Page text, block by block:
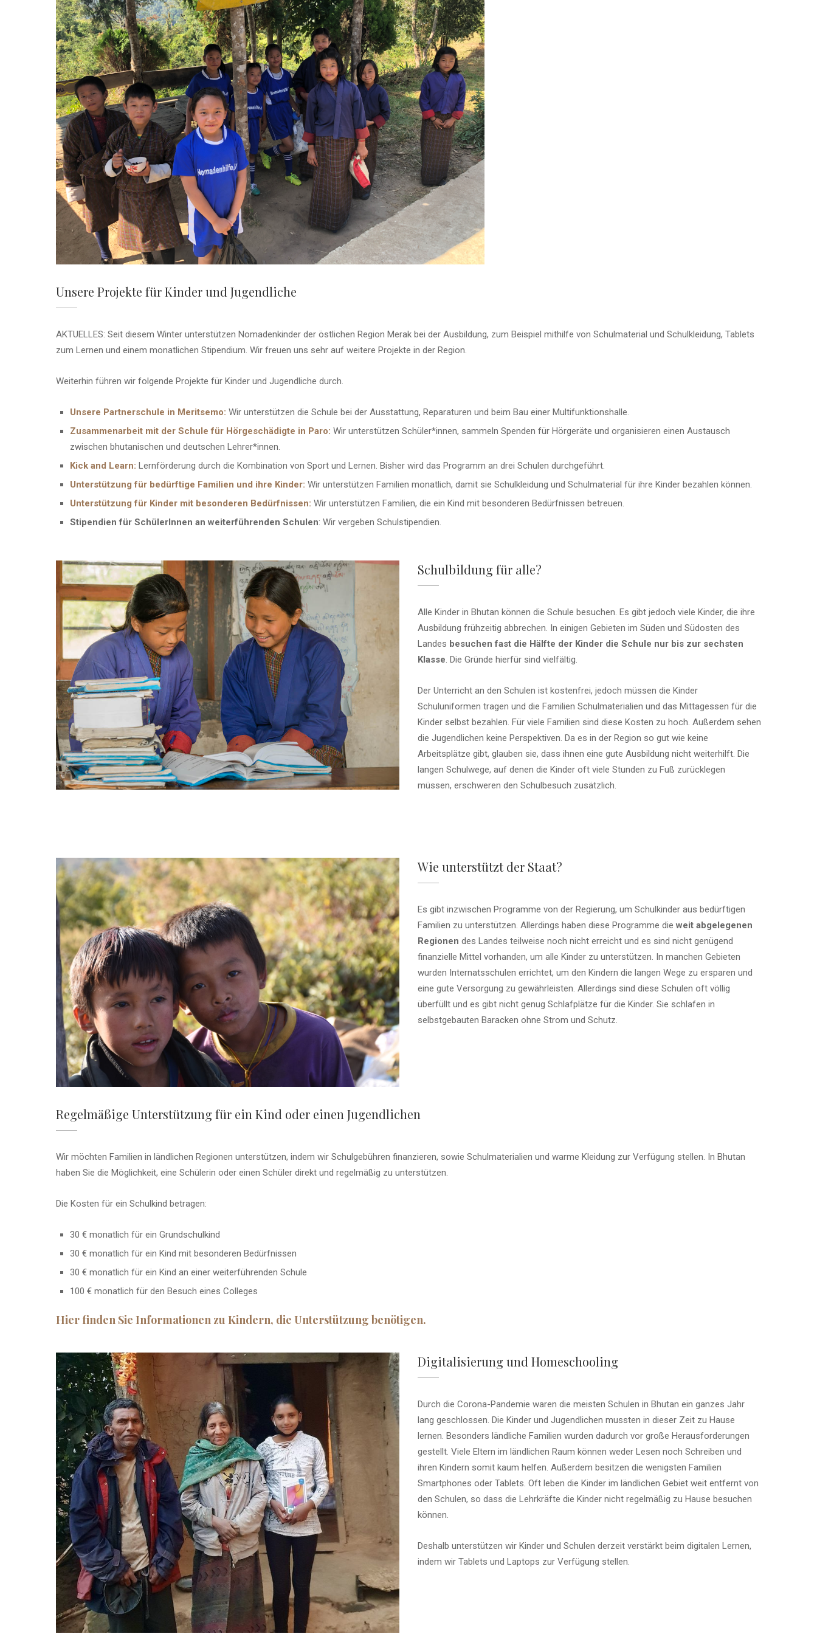
Unsere Projekte für Kinder und Jugendliche
AKTUELLES: Seit diesem Winter unterstützen Nomadenkinder der östlichen Region Merak bei der Ausbildung, zum Beispiel mithilfe von Schulmaterial und Schulkleidung, Tablets
zum Lernen und einem monatlichen Stipendium. Wir freuen uns sehr auf weitere Projekte in der Region.
Weiterhin führen wir folgende Projekte für Kinder und Jugendliche durch.
Unsere Partnerschule in Meritsemo: Wir unterstützen die Schule bei der Ausstattung, Reparaturen und beim Bau einer Multifunktionshalle.
Zusammenarbeit mit der Schule für Hörgeschädigte in Paro: Wir unterstützen Schüler*innen, sammeln Spenden für Hörgeräte und organisieren einen Austausch
zwischen bhutanischen und deutschen Lehrer*innen.
Kick and Learn: Lernförderung durch die Kombination von Sport und Lernen. Bisher wird das Programm an drei Schulen durchgeführt.
Unterstützung für bedürftige Familien und ihre Kinder: Wir unterstützen Familien monatlich, damit sie Schulkleidung und Schulmaterial für ihre Kinder bezahlen können.
Unterstützung für Kinder mit besonderen Bedürfnissen: Wir unterstützen Familien, die ein Kind mit besonderen Bedürfnissen betreuen.
Stipendien für SchülerInnen an weiterführenden Schulen: Wir vergeben Schulstipendien.
Schulbildung für alle?
Alle Kinder in Bhutan können die Schule besuchen. Es gibt jedoch viele Kinder, die ihre
Ausbildung frühzeitig abbrechen. In einigen Gebieten im Süden und Südosten des
Landes besuchen fast die Hälfte der Kinder die Schule nur bis zur sechsten
Klasse. Die Gründe hierfür sind vielfältig.
Der Unterricht an den Schulen ist kostenfrei, jedoch müssen die Kinder
Schuluniformen tragen und die Familien Schulmaterialien und das Mittagessen für die
Kinder selbst bezahlen. Für viele Familien sind diese Kosten zu hoch. Außerdem sehen
die Jugendlichen keine Perspektiven. Da es in der Region so gut wie keine
Arbeitsplätze gibt, glauben sie, dass ihnen eine gute Ausbildung nicht weiterhilft. Die
langen Schulwege, auf denen die Kinder oft viele Stunden zu Fuß zurücklegen
müssen, erschweren den Schulbesuch zusätzlich.
Wie unterstützt der Staat?
Es gibt inzwischen Programme von der Regierung, um Schulkinder aus bedürftigen
Familien zu unterstützen. Allerdings haben diese Programme die weit abgelegenen
Regionen des Landes teilweise noch nicht erreicht und es sind nicht genügend
finanzielle Mittel vorhanden, um alle Kinder zu unterstützen. In manchen Gebieten
wurden Internatsschulen errichtet, um den Kindern die langen Wege zu ersparen und
eine gute Versorgung zu gewährleisten. Allerdings sind diese Schulen oft völlig
überfüllt und es gibt nicht genug Schlafplätze für die Kinder. Sie schlafen in
selbstgebauten Baracken ohne Strom und Schutz.
Regelmäßige Unterstützung für ein Kind oder einen Jugendlichen
Wir möchten Familien in ländlichen Regionen unterstützen, indem wir Schulgebühren finanzieren, sowie Schulmaterialien und warme Kleidung zur Verfügung stellen. In Bhutan
haben Sie die Möglichkeit, eine Schülerin oder einen Schüler direkt und regelmäßig zu unterstützen.
Die Kosten für ein Schulkind betragen:
30 € monatlich für ein Grundschulkind
30 € monatlich für ein Kind mit besonderen Bedürfnissen
30 € monatlich für ein Kind an einer weiterführenden Schule
100 € monatlich für den Besuch eines Colleges
Hier finden Sie Informationen zu Kindern, die Unterstützung benötigen.
Digitalisierung und Homeschooling
Durch die Corona-Pandemie waren die meisten Schulen in Bhutan ein ganzes Jahr
lang geschlossen. Die Kinder und Jugendlichen mussten in dieser Zeit zu Hause
lernen. Besonders ländliche Familien wurden dadurch vor große Herausforderungen
gestellt. Viele Eltern im ländlichen Raum können weder Lesen noch Schreiben und
ihren Kindern somit kaum helfen. Außerdem besitzen die wenigsten Familien
Smartphones oder Tablets. Oft leben die Kinder im ländlichen Gebiet weit entfernt von
den Schulen, so dass die Lehrkräfte die Kinder nicht regelmäßig zu Hause besuchen
können.
Deshalb unterstützen wir Kinder und Schulen derzeit verstärkt beim digitalen Lernen,
indem wir Tablets und Laptops zur Verfügung stellen.